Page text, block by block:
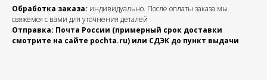
Обработка заказа: индивидуально. После оплаты заказа мы
свяжемся с вами для уточнения деталей
Отправка: Почта России (примерный срок доставки
смотрите на сайте pochta.ru) или СДЭК до пункт выдачи